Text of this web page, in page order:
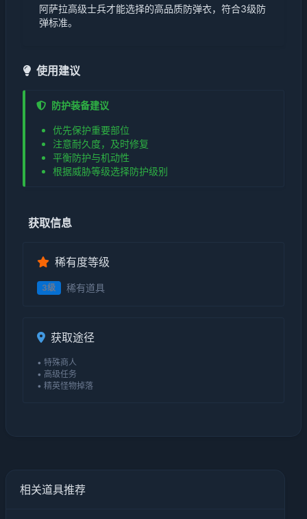
阿萨拉高级士兵才能选择的高品质防弹衣，符合3级防
弹标准。
使用建议
防护装备建议
优先保护重要部位
注意耐久度，及时修复
平衡防护与机动性
根据威胁等级选择防护级别
获取信息
稀有度等级
3级 稀有道具
获取途径
• 特殊商人
• 高级任务
• 精英怪物掉落
相关道具推荐